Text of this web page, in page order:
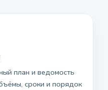
план и ведомость
сроки и порядок